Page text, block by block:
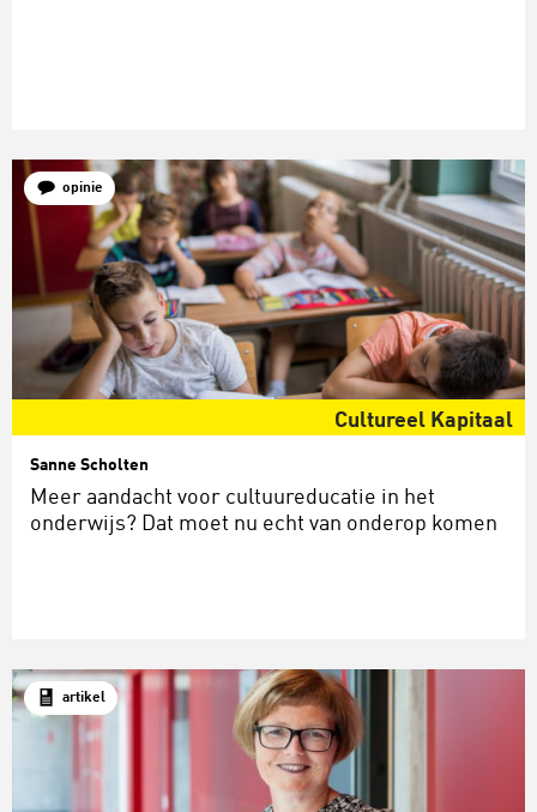
opinie
Cultureel Kapitaal
Sanne Scholten
Meer aandacht voor cultuureducatie in het
onderwijs? Dat moet nu echt van onderop komen
artikel